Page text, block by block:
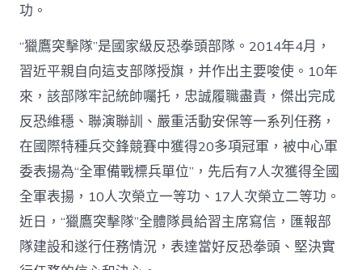
反
恐
特
戰
勁
旅
時
辰
預
備
為
黨
查
包
功。
“獵鷹突擊隊”是國家級反恐拳頭部隊。2014年4月，
習近平親自向這支部隊授旗，并作出主要唆使。10年
來，該部隊牢記統帥囑托，忠誠履職盡責，傑出完成
反恐維穩、聯演聯訓、嚴重活動安保等一系列任務，
在國際特種兵交鋒競賽中獲得20多項冠軍，被中心軍
委表揚為“全軍備戰標兵單位”，先后有7人次獲得全國
全軍表揚，10人次榮立一等功、17人次榮立二等功。
近日，“獵鷹突擊隊”全體隊員給習主席寫信，匯報部
隊建設和遂行任務情況，表達當好反恐拳頭、堅決實